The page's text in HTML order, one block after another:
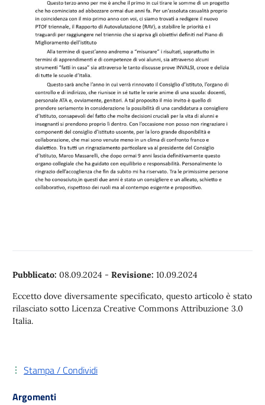
Pubblicato: 08.09.2024 - Revisione: 10.09.2024
Eccetto dove diversamente specificato, questo articolo è stato
rilasciato sotto Licenza Creative Commons Attribuzione 3.0
Italia.
Stampa / Condividi
Argomenti